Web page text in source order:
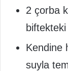
2 çorba
Kendine
suyla